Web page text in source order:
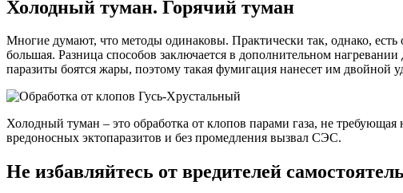
Холодный туман. Горячий туман
Многие думают, что методы одинаковы. Практически так, однако,
большая. Разница способов заключается в дополнительном
паразиты боятся жары, поэтому такая фумигация нанесет им двойной
Холодный туман – это обработка от клопов парами газа, не
вредоносных эктопаразитов и без промедления вызвал СЭС.
Не избавляйтесь от вредителей